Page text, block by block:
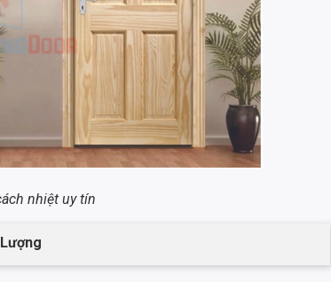
nhiệt uy tín